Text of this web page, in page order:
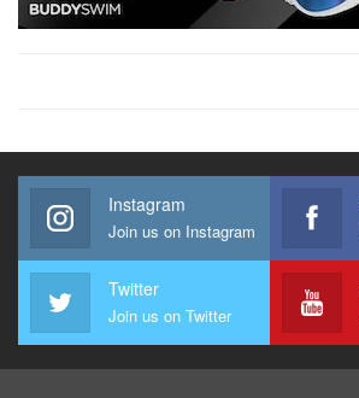
Instagram
Join us on Instagram
Twitter
Join us on Twitter